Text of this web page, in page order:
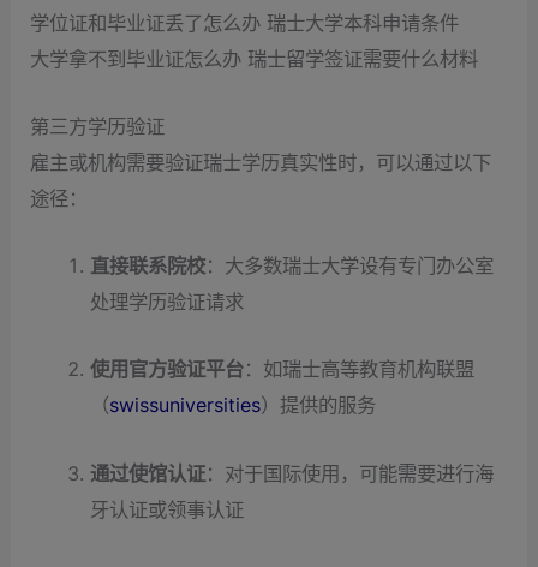
学位证和毕业证丢了怎么办 瑞士大学本科申请条件
大学拿不到毕业证怎么办 瑞士留学签证需要什么材料
第三方学历验证
雇主或机构需要验证瑞士学历真实性时，可以通过以下
途径：
直接联系院校：大多数瑞士大学设有专门办公室
处理学历验证请求
使用官方验证平台：如瑞士高等教育机构联盟
（swissuniversities）提供的服务
通过使馆认证：对于国际使用，可能需要进行海
牙认证或领事认证